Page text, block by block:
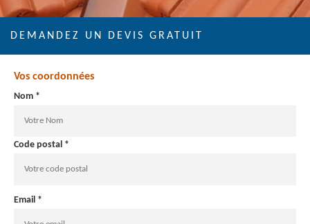
DEMANDEZ UN DEVIS GRATUIT
Vos coordonnées
Nom *
Code postal *
Email *